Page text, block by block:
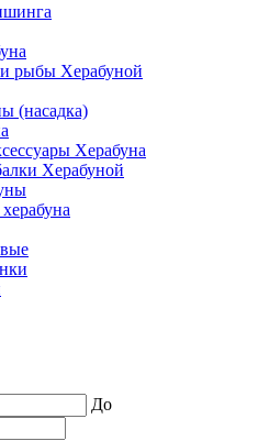
рыбы Херабуной
(насадка)
Херабуна
Херабуной
До